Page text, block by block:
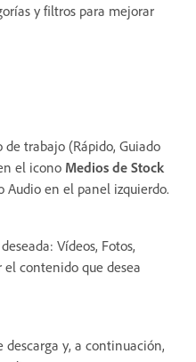
y filtros para mejorar
de trabajo (Rápido, Guiado
el icono Medios de Stock
Audio en el panel izquierdo.
Vídeos, Fotos,
el contenido que desea
y, a continuación,